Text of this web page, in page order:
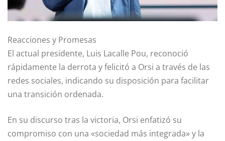
Reacciones y Promesas
El actual presidente, Luis Lacalle Pou, reconoció
rápidamente la derrota y felicitó a Orsi a través de las
redes sociales, indicando su disposición para facilitar
una transición ordenada.
En su discurso tras la victoria, Orsi enfatizó su
compromiso con una «sociedad más integrada» y la